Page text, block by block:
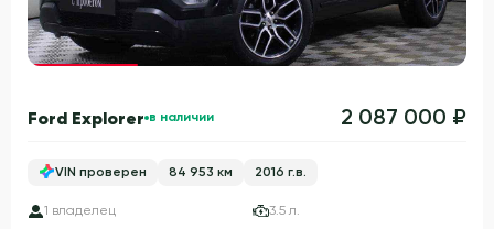
Гарантия 3 года
Ford Explorer в наличии 2 087 000 ₽
VIN проверен 84 953 км 2016 г.в.
1 владелец
3.5 л.